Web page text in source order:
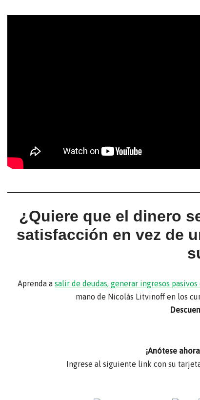
¿Quiere que el dinero
satisfacción en vez de
Aprenda a salir de deudas, generar ingresos
mano de Nicolás Litvinoff en los
¡Anótese
Ingrese al siguiente link con su